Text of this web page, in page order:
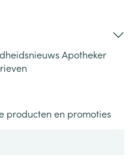
Apotheker
producten en promoties